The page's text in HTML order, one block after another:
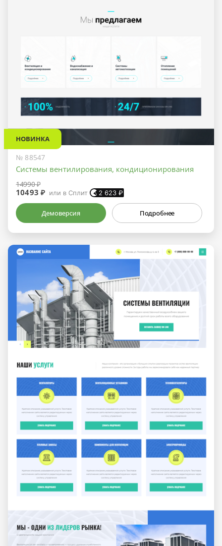
НОВИНКА
№ 88547
Системы вентилирования, кондиционирования
14990 ₽
10493 ₽ или в Сплит 2 623 ₽
Демоверсия Подробнее